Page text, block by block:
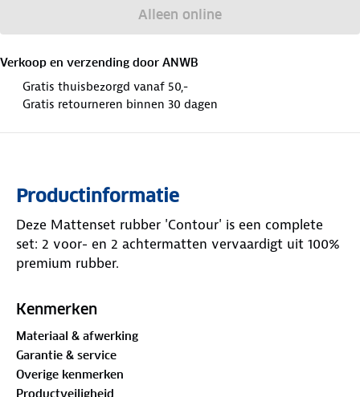
Alleen online
Verkoop en verzending door ANWB
Gratis thuisbezorgd vanaf 50,-
Gratis retourneren binnen 30 dagen
Productinformatie
Deze Mattenset rubber 'Contour' is een complete
set: 2 voor- en 2 achtermatten vervaardigt uit 100%
premium rubber.
Kenmerken
Materiaal & afwerking
Garantie & service
Overige kenmerken
Productveiligheid